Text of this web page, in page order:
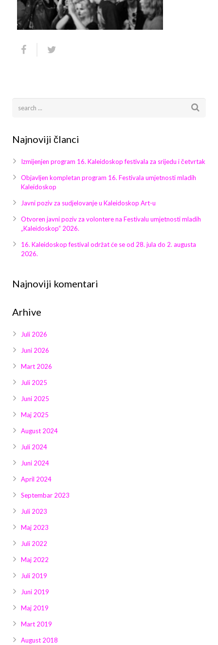
Video 2011
Video 2015
Video 2018
Galerija 2010
Galerija 2014
Galerija 2017
Galerija 2018
Galerija 2019
Galerija 2022
Galerija 2024
Galerija 2025
Arhiva
Najnoviji članci
Izmijenjen program 16. Kaleidoskop festivala za srijedu i četvrtak
Objavljen kompletan program 16. Festivala umjetnosti mladih
Kaleidoskop
Javni poziv za sudjelovanje u Kaleidoskop Art-u
Otvoren javni poziv za volontere na Festivalu umjetnosti mladih
„Kaleidoskop“ 2026.
16. Kaleidoskop festival održat će se od 28. jula do 2. augusta
2026.
Najnoviji komentari
Arhive
Juli 2026
Juni 2026
Mart 2026
Juli 2025
Juni 2025
Maj 2025
August 2024
Juli 2024
Juni 2024
April 2024
Septembar 2023
Juli 2023
Maj 2023
Juli 2022
Maj 2022
Juli 2019
Juni 2019
Maj 2019
Mart 2019
August 2018